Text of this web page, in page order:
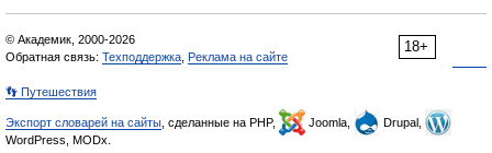
18+
© Академик, 2000-2026
Обратная связь: Техподдержка Реклама на сайте
👣 Путешествия
Экспорт словарей на сайты , сделанные на PHP, Joomla,
Drupal,
WordPress, MODx.